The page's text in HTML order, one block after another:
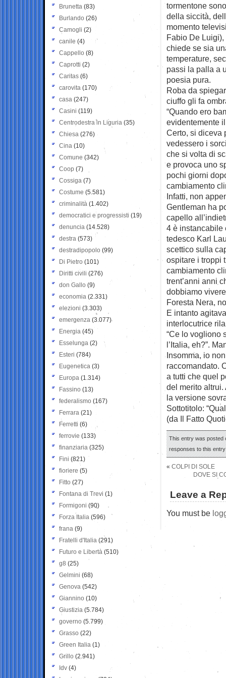
tormentone
della siccità,
momento
Fabio De
chiede se sia
temperature,
passi la palla a
poesia pura.
Roba da
ciuffo gli fa
“Quando ero
evidentemente il
Certo, si diceva
vedessero i
che si volta di
e provoca uno
pochi giorni
cambiamento
Infatti, non
Gentleman ha
capello
4 è instancabile
tedesco Karl
scettico sulla
ospitare i troppi
cambiamento
trent’anni anni
dobbiamo
Foresta Nera,
E intanto
interlocutrice
“Ce lo vogliono
l’Italia, eh?”.
Insomma, io
raccomandato.
a tutti che quel
del merito
la versione
Sottotitolo:
(da Il Fatto
This entry was posted
responses to this
« COLPI DI SOLE
DOVE SI
Leave a
You must be
Brunetta (83)
Burlando (26)
Camogli (2)
canile (4)
Cappello (8)
Caprotti (2)
Caritas (6)
carovita (170)
casa (247)
Casini (119)
Centrodestra in Liguria (35)
Chiesa (276)
Cina (10)
Comune (342)
Coop (7)
Cossiga (7)
Costume (5.581)
criminalità (1.402)
democratici e progressisti (19)
denuncia (14.528)
destra (573)
destradipopolo (99)
Di Pietro (101)
Diritti civili (276)
don Gallo (9)
economia (2.331)
elezioni (3.303)
emergenza (3.077)
Energia (45)
Esselunga (2)
Esteri (784)
Eugenetica (3)
Europa (1.314)
Fassino (13)
federalismo (167)
Ferrara (21)
Ferretti (6)
ferrovie (133)
finanziaria (325)
Fini (821)
fioriere (5)
Fitto (27)
Fontana di Trevi (1)
Formigoni (90)
Forza Italia (596)
frana (9)
Fratelli d'Italia (291)
Futuro e Libertà (510)
g8 (25)
Gelmini (68)
Genova (542)
Giannino (10)
Giustizia (5.784)
governo (5.799)
Grasso (22)
Green Italia (1)
Grillo (2.941)
Idv (4)